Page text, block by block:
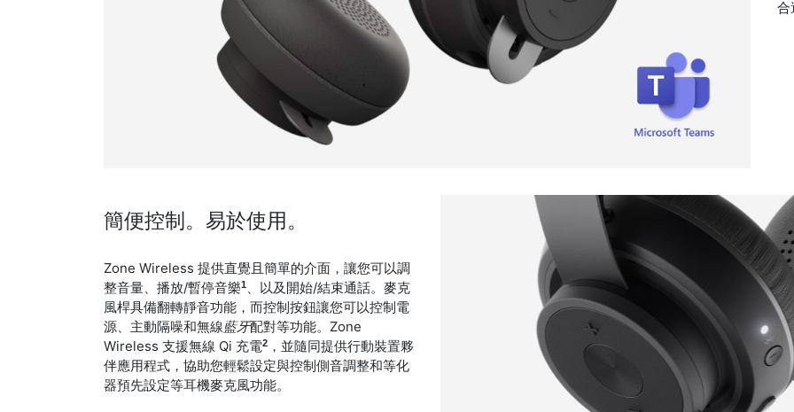
合
簡便控制。易於使用。
Zone Wireless 提供直覺且簡單的介面，讓您可以調
整音量、播放/暫停音樂1 、以及開始/結束通話。麥克
風桿具備翻轉靜音功能，而控制按鈕讓您可以控制電
源、主動隔噪和無線藍牙配對等功能。Zone
Wireless 支援無線 Qi 充電2 ，並隨同提供行動裝置夥
伴應用程式，協助您輕鬆設定與控制側音調整和等化
器預先設定等耳機麥克風功能。